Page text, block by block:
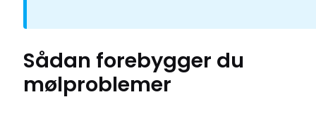
Sådan forebygger du
mølproblemer